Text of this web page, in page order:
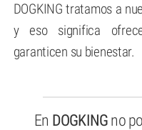
DOGKING tratamos a
y eso significa
garanticen su bienestar.
En DOGKINGno